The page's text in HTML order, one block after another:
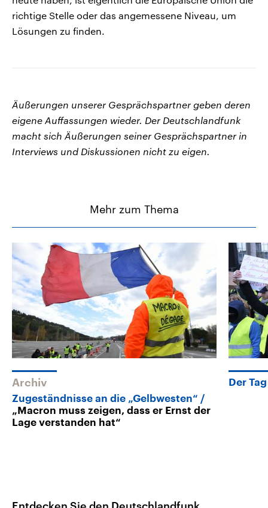
richtige Stelle oder das angemessene Niveau, um
Lösungen zu finden.
Äußerungen unserer Gesprächspartner geben deren
eigene Auffassungen wieder. Der Deutschlandfunk
macht sich Äußerungen seiner Gesprächspartner in
Interviews und Diskussionen nicht zu eigen.
Mehr zum Thema
Archiv
Zugeständnisse an die „Gelbwesten“
„Macron muss zeigen, dass er Ernst der
Lage verstanden hat“
Der Tag
Entdecken Sie den Deutschlandfunk